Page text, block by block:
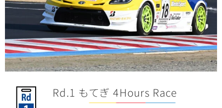
Rd.1 もてぎ 4Hours Race